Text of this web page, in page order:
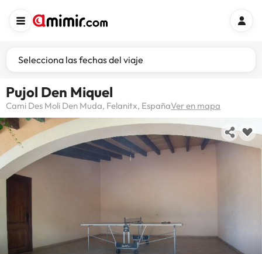
Selecciona las fechas del viaje
Pujol Den Miquel
Cami Des Moli Den Muda, Felanitx, EspañaVer en mapa